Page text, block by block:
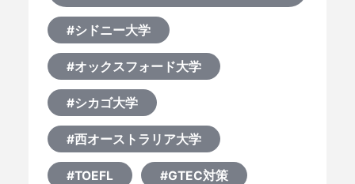
#シドニー大学
#オックスフォード大学
#シカゴ大学
#西オーストラリア大学
#TOEFL #GTEC対策